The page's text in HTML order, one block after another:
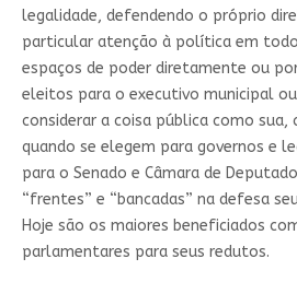
legalidade, defendendo o próprio
particular atenção à política em
espaços de poder diretamente ou
eleitos para o executivo municipal
considerar a coisa pública como sua,
quando se elegem para governos e
para o Senado e Câmara de
“frentes” e “bancadas” na defesa
Hoje são os maiores beneficiados
parlamentares para seus redutos.